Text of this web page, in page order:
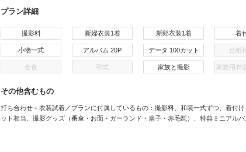
プラン詳細
撮影料 新婦衣装1着 新郎衣装1着 着
小物一式 アルバム 20P データ 100カット 台紙
会食 挙式 家族と撮影 家族用衣
その他含むもの
打ち合わせ＋衣装試着／プランに付属しているもの：撮影料、和装一式ずつ、着付
ット相当、撮影グッズ（番傘・お面・ガーランド・扇子・赤毛氈）、特典ミニアルバ